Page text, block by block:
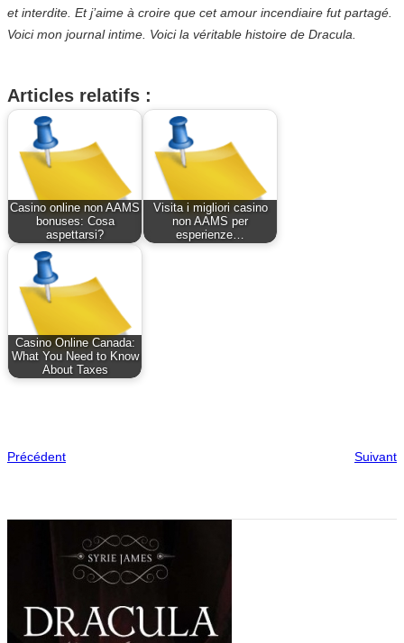
et interdite. Et j’aime à croire que cet amour incendiaire fut partagé.
Voici mon journal intime. Voici la véritable histoire de Dracula.
Articles relatifs :
Casino online non AAMS
bonuses: Cosa
aspettarsi?
Visita i migliori casino
non AAMS per
esperienze…
Casino Online Canada:
What You Need to Know
About Taxes
Précédent Suivant